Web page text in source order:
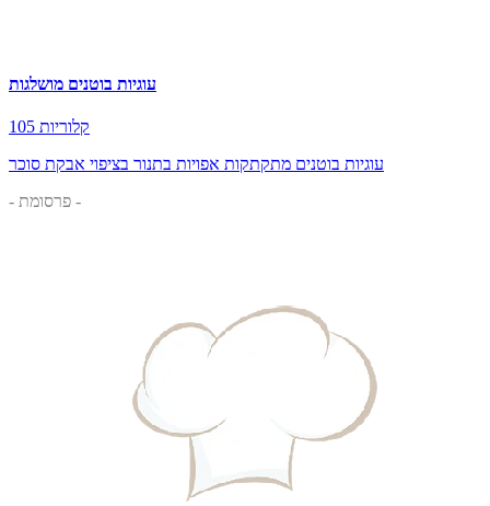
עוגיות בוטנים מושלגות
105 קלוריות
עוגיות בוטנים מתקתקות אפויות בתנור בציפוי אבקת סוכר
- פרסומת -